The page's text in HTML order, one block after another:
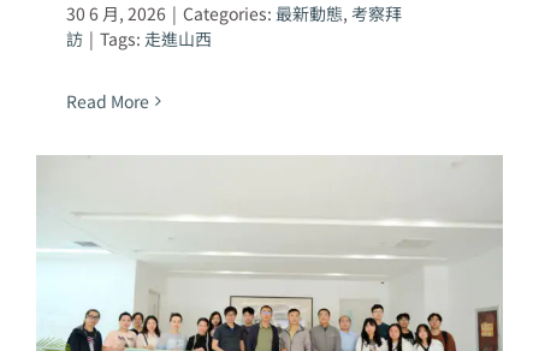
30 6 月, 2026 | Categories: 最新動態, 考察拜
訪 | Tags: 走進山西
Read More